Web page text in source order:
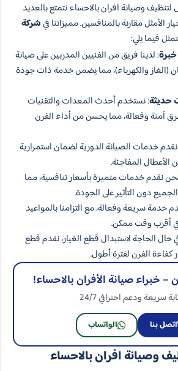
وصيانة افران بالاحساء نتمتع بالعديد
الأمثل مقارنة بالمنافسين. مميزاتنا فيشركة
فيما يلي:
: لدينا فريق من الفنيين المدربين على صيانة
(الغاز والكهرباء)، مما يضمن خدمة ذات جودة
حديثة: نستخدم أحدث المعدات والتقنيات
آمنة وفعالة، مما يحسن من أداء الفرن
خدمات الصيانة الدورية لضمان استمرارية
الأعطال المفاجئة.
نقدم خدمات متميزة بأسعار تنافسية، مما
دون التأثير على الجودة.
خدمة سريعة وفعالة، مع التزامنا بالمواعيد
أقرب وقت ممكن.
حال الحاجة لاستبدال قطع الغيار، نقدم قطع
كفاءة الفرن لفترة أطول.
– خبراء صيانة الأفران بالاحساء!
سريعة ودعم احترافي 24/7
اتصل بنا الواتساب
وصيانة افران بالاحساء